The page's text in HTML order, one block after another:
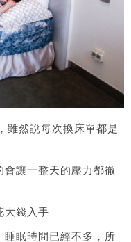
雖然說每次換床單都是
讓一整天的壓力都徹
大錢入手
睡眠時間已經不多，所